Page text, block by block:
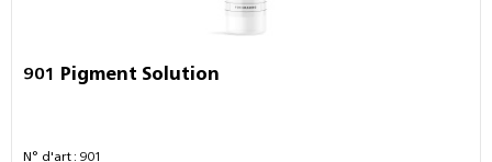
901 Pigment Solution
N° d'art : 901